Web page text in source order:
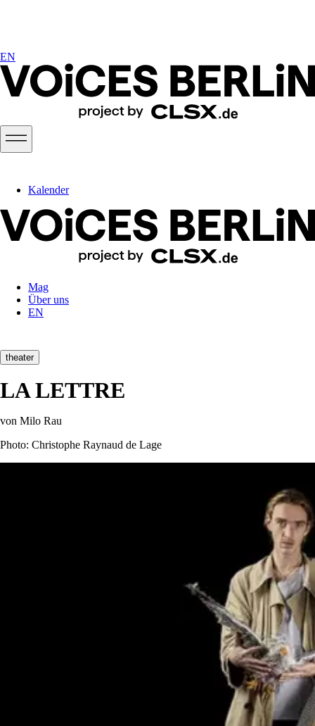
EN
Kalender
Mag
Über uns
EN
theater
LA LETTRE
von Milo Rau
Photo: Christophe Raynaud de Lage